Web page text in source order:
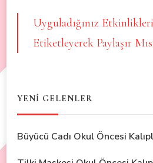
Uyguladığınız
Etiketleyerek Paylaşır
YENİ GELENLER
Büyücü Cadı Okul Öncesi